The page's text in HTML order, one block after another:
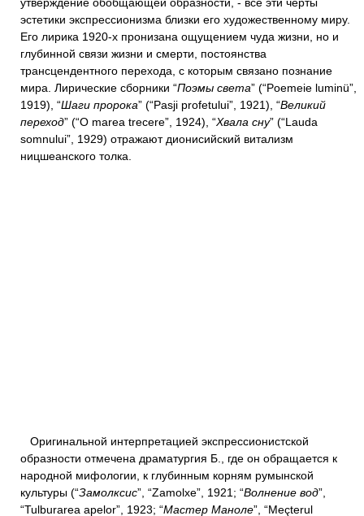
эстетики экспрессионизма близки его художественному миру.
Его лирика 1920-х пронизана ощущением чуда жизни, но и
глубинной связи жизни и смерти, постоянства
трансцендентного перехода, с которым связано познание
мира. Лирические сборники “Поэмы света” (“Poemeie luminü”,
1919), “Шаги пророка” (“Pasji profetului”, 1921), “Великий
переход” (“О marea trecere”, 1924), “Хвала сну” (“Lauda
somnului”, 1929) отражают дионисийский витализм
ницшеанского толка.
Оригинальной интерпретацией экспрессионистской
образности отмечена драматургия Б., где он обращается к
народной мифологии, к глубинным корням румынской
культуры (“Замолксис”, “Zamolxe”, 1921; “Волнение вод”,
“Tulburarea apelor”, 1923; “Мастер Маноле”, “Meçterul